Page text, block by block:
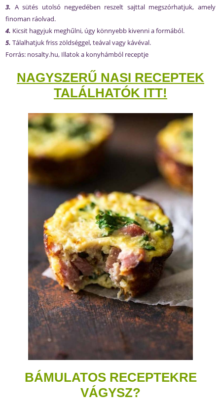
3. A sütés utolsó negyedében reszelt sajttal megszórhatjuk, amely
finoman ráolvad.
4. Kicsit hagyjuk meghűlni, úgy könnyebb kivenni a formából.
5. Tálalhatjuk friss zöldséggel, teával vagy kávéval.
Forrás: nosalty.hu, Illatok a konyhámból receptje
NAGYSZERŰ NASI RECEPTEK
TALÁLHATÓK ITT!
BÁMULATOS RECEPTEKRE
VÁGYSZ?